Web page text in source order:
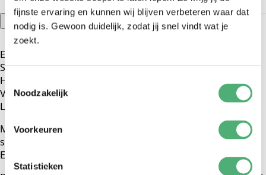
fijnste ervaring en kunnen wij blijven verbeteren waar dat
nodig is. Gewoon duidelijk, zodat jij snel vindt wat je
zoekt.
Toestemmingsselectie
Noodzakelijk
Voorkeuren
Statistieken
Größentabellen
Ein Hüftgurt ist ein A-symmetrischer Tragesitz für 1
Schulter. Sie tragen Ihr Baby auf der linken oder rechten
Hüfte.
Verfügbar in 1 Größe
Länge : Kürzeste Position: 110cm Längste Position: 160cm.
Mit der Schiebeschnalle können Sie diese einfache Trage
stufenlos auf jede Länge einstellen.
Eine Größe passt für alle.